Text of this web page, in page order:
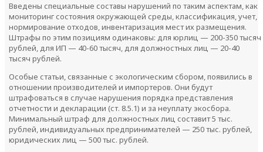
Введены специальные составы нарушений по таким аспектам, как
мониторинг состояния окружающей среды, классификация, учет,
нормирование отходов, инвентаризация мест их размещения.
Штрафы по этим позициям одинаковы: для юрлиц — 200-350 тысяч
рублей, для ИП — 40-60 тысяч, для должностных лиц — 20-40
тысяч рублей.
Особые статьи, связанные с экологическим сбором, появились в
отношении производителей и импортеров. Они будут
штрафоваться в случае нарушения порядка представления
отчетности и декларации (ст. 8.5.1) и за неуплату экосбора.
Минимальный штраф для должностных лиц составит 5 тыс.
рублей, индивидуальных предпринимателей — 250 тыс. рублей,
юридических лиц — 500 тыс. рублей.